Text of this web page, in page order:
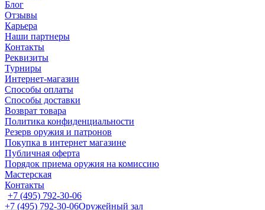
Блог
Отзывы
Карьера
Наши партнеры
Контакты
Реквизиты
Турниры
Интернет-магазин
Способы оплаты
Способы доставки
Возврат товара
Политика конфиденциальности
Резерв оружия и патронов
Покупка в интернет магазине
Публичная оферта
Порядок приема оружия на комиссию
Мастерская
Контакты
+7 (495) 792-30-06
+7 (495) 792-30-06Оружейный зал